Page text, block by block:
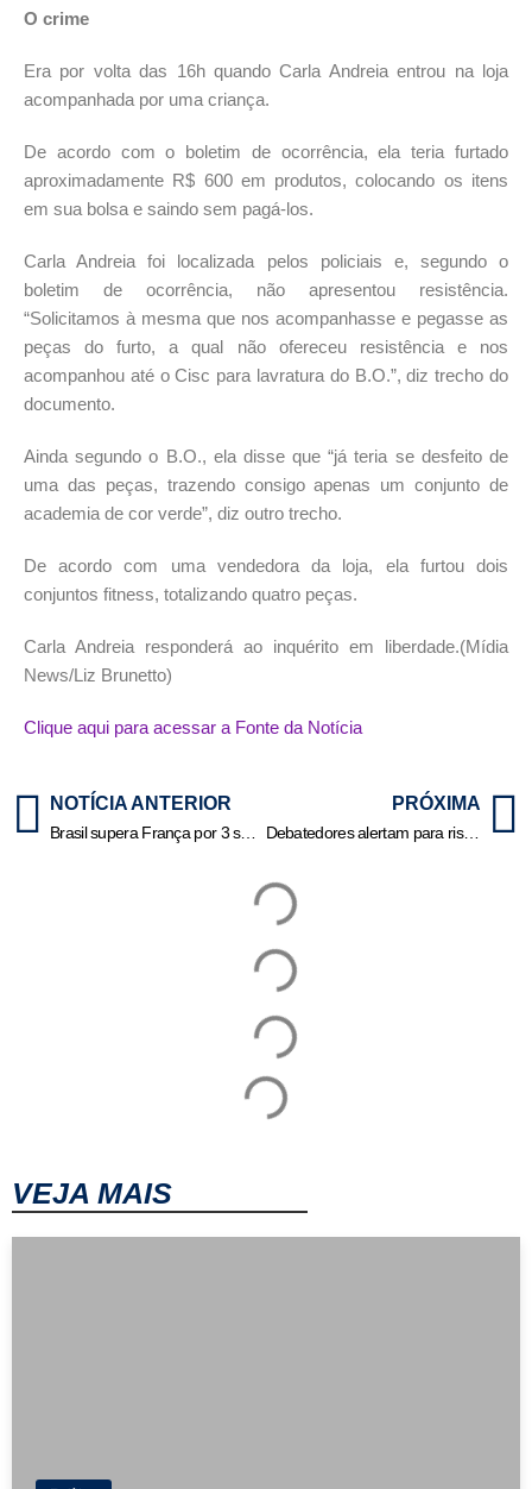
O crime
Era por volta das 16h quando Carla Andreia entrou na loja
acompanhada por uma criança.
De acordo com o boletim de ocorrência, ela teria furtado
aproximadamente R$ 600 em produtos, colocando os itens
em sua bolsa e saindo sem pagá-los.
Carla Andreia foi localizada pelos policiais e, segundo o
boletim de ocorrência, não apresentou resistência.
“Solicitamos à mesma que nos acompanhasse e pegasse as
peças do furto, a qual não ofereceu resistência e nos
acompanhou até o Cisc para lavratura do B.O.”, diz trecho do
documento.
Ainda segundo o B.O., ela disse que “já teria se desfeito de
uma das peças, trazendo consigo apenas um conjunto de
academia de cor verde”, diz outro trecho.
De acordo com uma vendedora da loja, ela furtou dois
conjuntos fitness, totalizando quatro peças.
Carla Andreia responderá ao inquérito em liberdade.(Mídia
News/Liz Brunetto)
Clique aqui para acessar a Fonte da Notícia
NOTÍCIA ANTERIOR
Brasil supera França por 3 sets a 2 na Liga das Nações de Vôlei
PRÓXIMA
Debatedores alertam para riscos de perda de autonomia com criação do Sistema Nacional de Educação
VEJA MAIS